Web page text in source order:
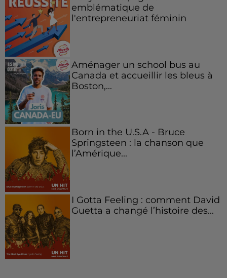
emblématique de
l'entrepreneuriat féminin
Aménager un school bus au
Canada et accueillir les bleus à
Boston,...
Born in the U.S.A - Bruce
Springsteen : la chanson que
l’Amérique...
I Gotta Feeling : comment David
Guetta a changé l’histoire des...